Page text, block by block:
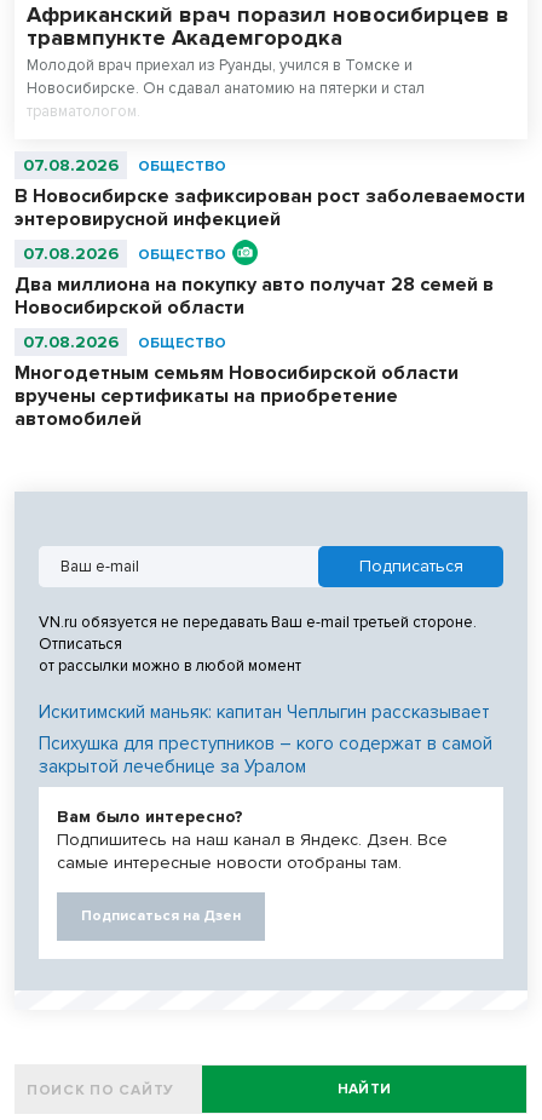
Африканский врач поразил новосибирцев в
травмпункте Академгородка
Молодой врач приехал из Руанды, учился в Томске и
Новосибирске. Он сдавал анатомию на пятерки и стал
травматологом.
07.08.2026 ОБЩЕСТВО
В Новосибирске зафиксирован рост заболеваемости
энтеровирусной инфекцией
07.08.2026 ОБЩЕСТВО
Два миллиона на покупку авто получат 28 семей в
Новосибирской области
07.08.2026 ОБЩЕСТВО
Многодетным семьям Новосибирской области
вручены сертификаты на приобретение
автомобилей
VN.ru обязуется не передавать Ваш e-mail третьей стороне.
Отписаться
от рассылки можно в любой момент
Искитимский маньяк: капитан Чеплыгин рассказывает
Психушка для преступников – кого содержат в самой
закрытой лечебнице за Уралом
Вам было интересно?
Подпишитесь на наш канал в Яндекс. Дзен. Все
самые интересные новости отобраны там.
Подписаться на Дзен
НАЙТИ